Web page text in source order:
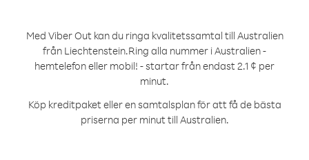
Med Viber Out kan du ringa kvalitetssamtal till Australien
från Liechtenstein.Ring alla nummer i Australien -
hemtelefon eller mobil! - startar från endast 2.1 ¢ per
minut.
Köp kreditpaket eller en samtalsplan för att få de bästa
priserna per minut till Australien.